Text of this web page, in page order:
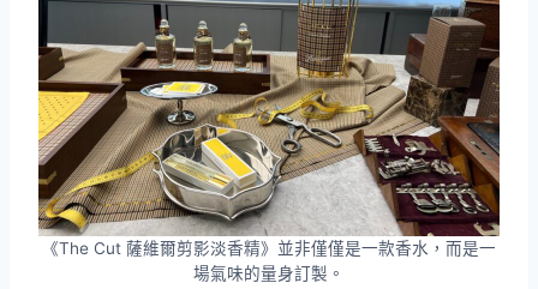
《The Cut 薩維爾剪影淡香精》並非僅僅是一款香水，而是一
場氣味的量身訂製。